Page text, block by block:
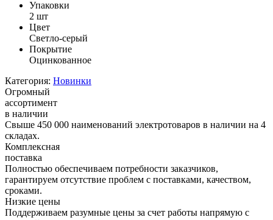
Упаковки
2 шт
Цвет
Светло-серый
Покрытие
Оцинкованное
Категория: Новинки
Огромный
ассортимент
в наличии
Свыше 450 000 наименований электротоваров в наличии на 4
складах.
Комплексная
поставка
Полностью обеспечиваем потребности заказчиков,
гарантируем отсутствие проблем с поставками, качеством,
сроками.
Низкие цены
Поддерживаем разумные цены за счет работы напрямую с